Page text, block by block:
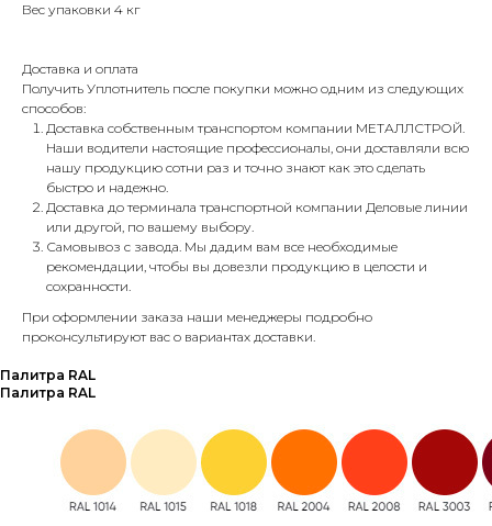
Вес упаковки 4 кг
Доставка и оплата
Получить Уплотнитель после покупки можно одним из следующих
способов:
Доставка собственным транспортом компании МЕТАЛЛСТРОЙ.
Наши водители настоящие профессионалы, они доставляли всю
нашу продукцию сотни раз и точно знают как это сделать
быстро и надежно.
Доставка до терминала транспортной компании Деловые линии
или другой, по вашему выбору.
Самовывоз с завода. Мы дадим вам все необходимые
рекомендации, чтобы вы довезли продукцию в целости и
сохранности.
При оформлении заказа наши менеджеры подробно
проконсультируют вас о вариантах доставки.
Палитра RAL
Палитра RAL